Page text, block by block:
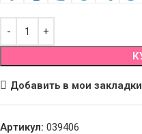
Добавить в мои закладки
Артикул: 039406